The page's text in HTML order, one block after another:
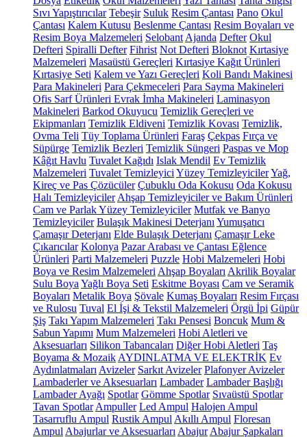
Sıvı Yapıştırıcılar Tebeşir Suluk Resim Çantası Pano Okul
Çantası Kalem Kutusu Beslenme Çantası Resim Boyaları ve
Resim Boya Malzemeleri Selobant Ajanda Defter Okul
Defteri Spiralli Defter Fihrist Not Defteri Bloknot Kırtasiye
Malzemeleri Masaüstü Gereçleri Kırtasiye Kağıt Ürünleri
Kırtasiye Seti Kalem ve Yazı Gereçleri Koli Bandı Makinesi
Para Makineleri Para Çekmeceleri Para Sayma Makineleri
Ofis Sarf Ürünleri Evrak İmha Makineleri Laminasyon
Makineleri Barkod Okuyucu Temizlik Gereçleri ve
Ekipmanları Temizlik Eldiveni Temizlik Kovası Temizlik,
Ovma Teli Tüy Toplama Ürünleri Faraş Çekpas Fırça ve
Süpürge Temizlik Bezleri Temizlik Süngeri Paspas ve Mop
Kâğıt Havlu Tuvalet Kağıdı Islak Mendil Ev Temizlik
Malzemeleri Tuvalet Temizleyici Yüzey TemizleyicilerYağ,
Kireç ve Pas Çözücüler Çubuklu Oda Kokusu Oda Kokusu
Halı Temizleyiciler Ahşap Temizleyiciler ve Bakım Ürünleri
Cam ve Parlak Yüzey Temizleyiciler Mutfak ve Banyo
Temizleyiciler Bulaşık Makinesi Deterjanı Yumuşatıcı
Çamaşır Deterjanı Elde Bulaşık Deterjanı Çamaşır Leke
Çıkarıcılar Kolonya Pazar Arabası ve Çantası Eğlence
Ürünleri Parti Malzemeleri Puzzle Hobi Malzemeleri Hobi
Boya ve Resim Malzemeleri Ahşap Boyaları Akrilik Boyalar
Sulu Boya Yağlı Boya Seti Eskitme Boyası Cam ve Seramik
Boyaları Metalik Boya Şövale Kumaş Boyaları Resim Fırçası
ve Rulosu Tuval El İşi & Tekstil Malzemeleri Örgü İpi Güpür
Şiş Takı Yapım Malzemeleri Takı Pensesi Boncuk Mum &
Sabun Yapımı Mum Malzemeleri Hobi Aletleri ve
Aksesuarları Silikon Tabancaları Diğer Hobi Aletleri Taş
Boyama & Mozaik AYDINLATMA VE ELEKTRİK Ev
Aydınlatmaları Avizeler Sarkıt Avizeler Plafonyer Avizeler
Lambaderler ve Aksesuarları Lambader Lambader Başlığı
Lambader Ayağı Spotlar Gömme Spotlar Sıvaüstü Spotlar
Tavan Spotlar Ampuller Led Ampul Halojen Ampul
Tasarruflu Ampul Rustik Ampul Akıllı Ampul Floresan
Ampul Abajurlar ve Aksesuarları Abajur Abajur Şapkaları